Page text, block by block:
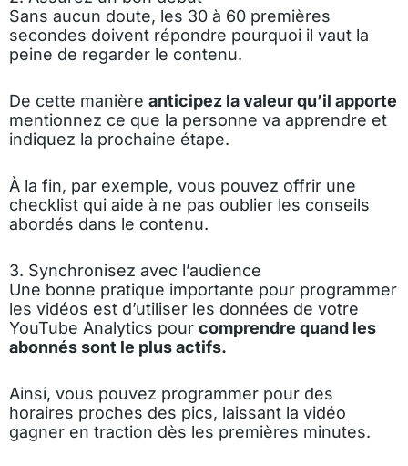
Sans aucun doute, les 30 à 60 premières
secondes doivent répondre pourquoi il vaut la
peine de regarder le contenu.
De cette manière anticipez la valeur qu’il apporte
mentionnez ce que la personne va apprendre et
indiquez la prochaine étape.
À la fin, par exemple, vous pouvez offrir une
checklist qui aide à ne pas oublier les conseils
abordés dans le contenu.
3. Synchronisez avec l’audience
Une bonne pratique importante pour programmer
les vidéos est d’utiliser les données de votre
YouTube Analytics pour comprendre quand les
abonnés sont le plus actifs.
Ainsi, vous pouvez programmer pour des
horaires proches des pics, laissant la vidéo
gagner en traction dès les premières minutes.